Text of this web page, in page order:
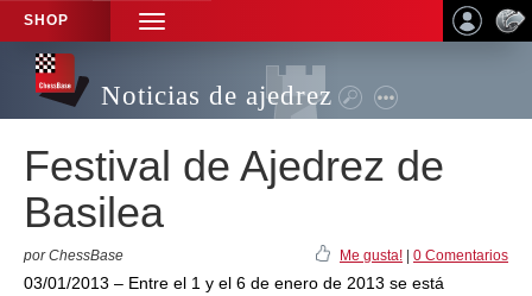
SHOP
TOGGLE
NAVIGATION
Noticias de ajedrez
Festival de Ajedrez de
Basilea
por ChessBase Me gusta! 0 Comentarios
03/01/2013 – Entre el 1 y el 6 de enero de 2013 se está